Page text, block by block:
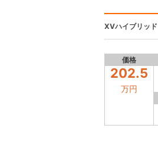
XVハイブリッ
価格
202.5
万円